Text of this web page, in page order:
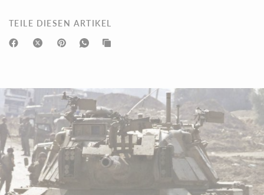
TEILE DIESEN ARTIKEL